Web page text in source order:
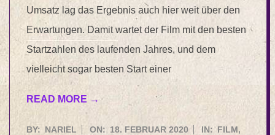
Umsatz lag das Ergebnis auch hier weit über den
Erwartungen. Damit wartet der Film mit den besten
Startzahlen des laufenden Jahres, und dem
vielleicht sogar besten Start einer
READ MORE →
2020-
BY: NARIEL ON: 18. FEBRUAR 2020 IN: FILM ,